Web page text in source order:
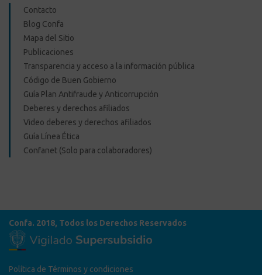
Contacto
Blog Confa
Mapa del Sitio
Publicaciones
Transparencia y acceso a la información pública
Código de Buen Gobierno
Guía Plan Antifraude y Anticorrupción
Deberes y derechos afiliados
Video deberes y derechos afiliados
Guía Línea Ética
Confanet (Solo para colaboradores)
Confa. 2018, Todos los Derechos Reservados
Política de Términos y condiciones